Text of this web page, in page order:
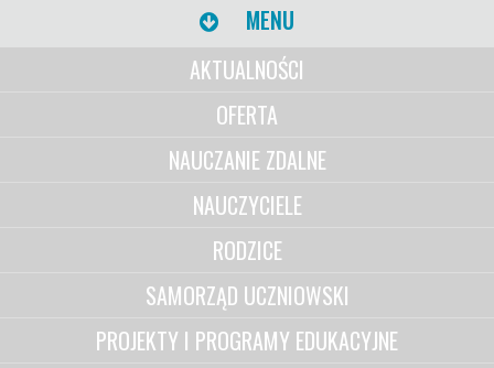
MENU
AKTUALNOŚCI
OFERTA
NAUCZANIE ZDALNE
NAUCZYCIELE
RODZICE
SAMORZĄD UCZNIOWSKI
PROJEKTY I PROGRAMY EDUKACYJNE